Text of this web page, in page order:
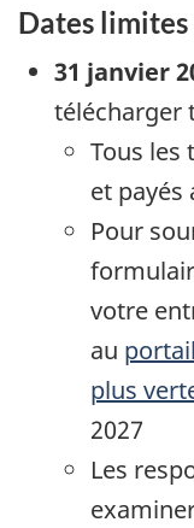
Dates
31 janvier
télécharger
Tous les
et payés
Pour
votre
au
plus
2027
Les